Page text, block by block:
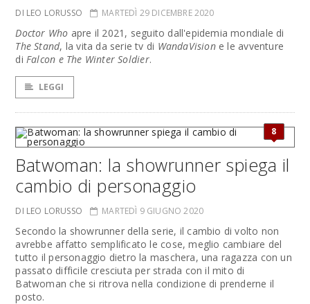
DI LEO LORUSSO MARTEDÌ 29 DICEMBRE 2020
Doctor Who apre il 2021, seguito dall'epidemia mondiale di
The Stand, la vita da serie tv di WandaVisione le avventure
diFalcon e The Winter Soldier.
LEGGI
8
Batwoman: la showrunner spiega il
cambio di personaggio
DI LEO LORUSSO MARTEDÌ 9 GIUGNO 2020
Secondo la showrunner della serie, il cambio di volto non
avrebbe affatto semplificato le cose, meglio cambiare del
tutto il personaggio dietro la maschera, una ragazza con un
passato difficile cresciuta per strada con il mito di
Batwoman che si ritrova nella condizione di prenderne il
posto.